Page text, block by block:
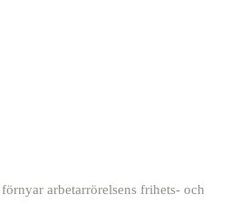
arbetarrörelsens frihets- och